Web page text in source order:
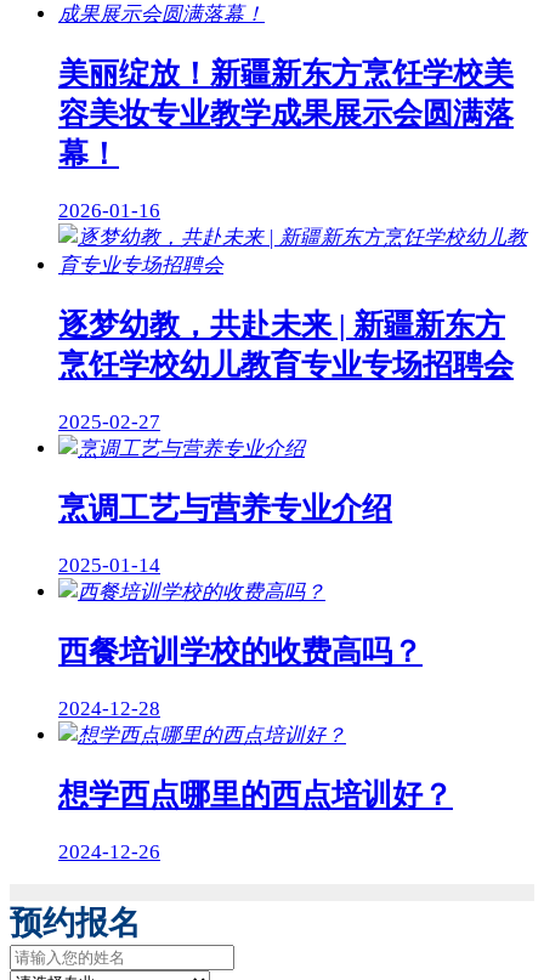
美丽绽放！新疆新东方烹饪学校美
容美妆专业教学成果展示会圆满落
幕！
2026-01-16
逐梦幼教，共赴未来 | 新疆新东方
烹饪学校幼儿教育专业专场招聘会
2025-02-27
烹调工艺与营养专业介绍
2025-01-14
西餐培训学校的收费高吗？
2024-12-28
想学西点哪里的西点培训好？
2024-12-26
预约报名